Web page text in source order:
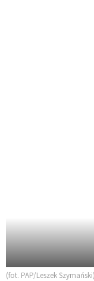
(fot. PAP/Leszek Szymański)